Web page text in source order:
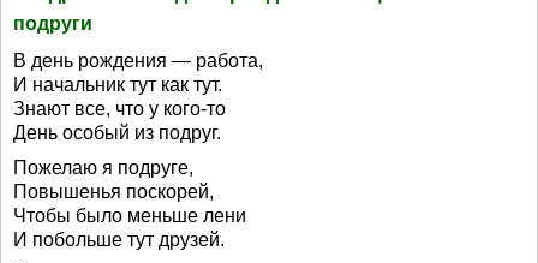
подруги
В день рождения — работа,
И начальник тут как тут.
Знают все, что у кого-то
День особый из подруг.
Пожелаю я подруге,
Повышенья поскорей,
Чтобы было меньше лени
И побольше тут друзей.